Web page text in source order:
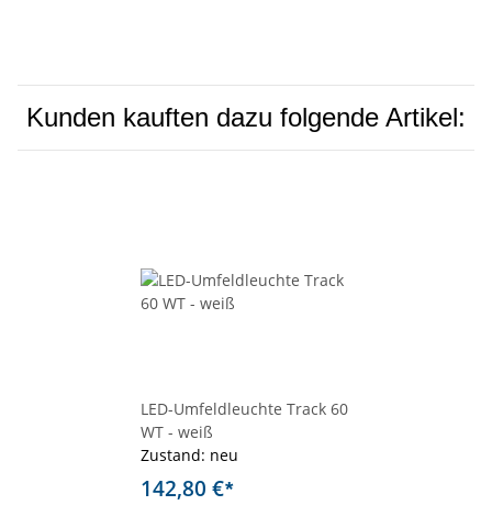
Kunden kauften dazu folgende Artikel:
LED-Umfeldleuchte Track 60
WT - weiß
Zustand: neu
142,80 €*